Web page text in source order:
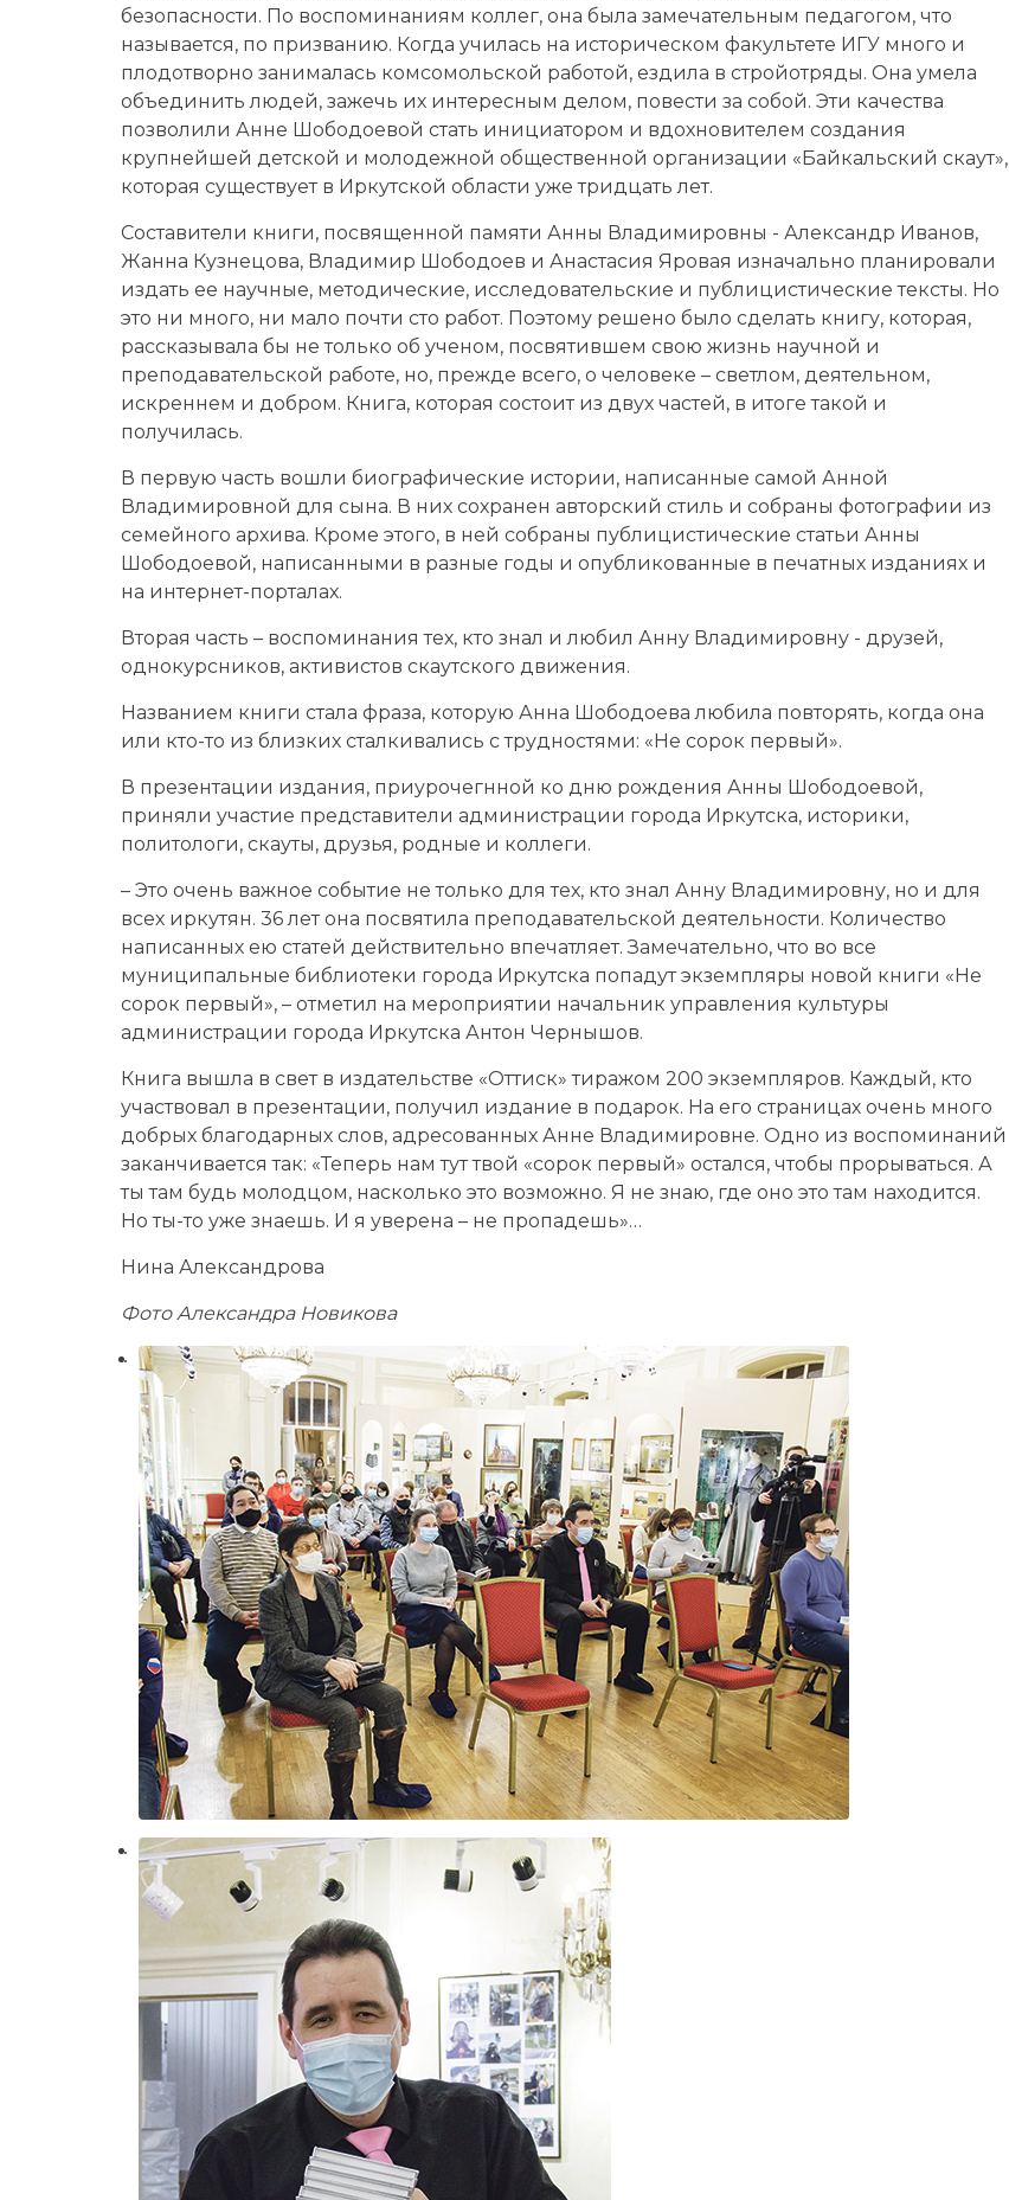
безопасности. По воспоминаниям коллег, она была замечательным педагогом, что
называется, по призванию. Когда училась на историческом факультете ИГУ много и
плодотворно занималась комсомольской работой, ездила в стройотряды. Она умела
объединить людей, зажечь их интересным делом, повести за собой. Эти качества
позволили Анне Шободоевой стать инициатором и вдохновителем создания
крупнейшей детской и молодежной общественной организации «Байкальский скаут»,
которая существует в Иркутской области уже тридцать лет.
Составители книги, посвященной памяти Анны Владимировны - Александр Иванов,
Жанна Кузнецова, Владимир Шободоев и Анастасия Яровая изначально планировали
издать ее научные, методические, исследовательские и публицистические тексты. Но
это ни много, ни мало почти сто работ. Поэтому решено было сделать книгу, которая,
рассказывала бы не только об ученом, посвятившем свою жизнь научной и
преподавательской работе, но, прежде всего, о человеке – светлом, деятельном,
искреннем и добром. Книга, которая состоит из двух частей, в итоге такой и
получилась.
В первую часть вошли биографические истории, написанные самой Анной
Владимировной для сына. В них сохранен авторский стиль и собраны фотографии из
семейного архива. Кроме этого, в ней собраны публицистические статьи Анны
Шободоевой, написанными в разные годы и опубликованные в печатных изданиях и
на интернет-порталах.
Вторая часть – воспоминания тех, кто знал и любил Анну Владимировну - друзей,
однокурсников, активистов скаутского движения.
Названием книги стала фраза, которую Анна Шободоева любила повторять, когда она
или кто-то из близких сталкивались с трудностями: «Не сорок первый».
В презентации издания, приурочегнной ко дню рождения Анны Шободоевой,
приняли участие представители администрации города Иркутска, историки,
политологи, скауты, друзья, родные и коллеги.
– Это очень важное событие не только для тех, кто знал Анну Владимировну, но и для
всех иркутян. 36 лет она посвятила преподавательской деятельности. Количество
написанных ею статей действительно впечатляет. Замечательно, что во все
муниципальные библиотеки города Иркутска попадут экземпляры новой книги «Не
сорок первый», – отметил на мероприятии начальник управления культуры
администрации города Иркутска Антон Чернышов.
Книга вышла в свет в издательстве «Оттиск» тиражом 200 экземпляров. Каждый, кто
участвовал в презентации, получил издание в подарок. На его страницах очень много
добрых благодарных слов, адресованных Анне Владимировне. Одно из воспоминаний
заканчивается так: «Теперь нам тут твой «сорок первый» остался, чтобы прорываться. А
ты там будь молодцом, насколько это возможно. Я не знаю, где оно это там находится.
Но ты-то уже знаешь. И я уверена – не пропадешь»…
Нина Александрова
Фото Александра Новикова